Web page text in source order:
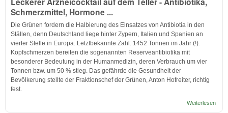
Schmerzmittel, Hormone ...
Die Grünen fordern die Halbierung des Einsatzes von Antibiotia in den
Ställen, denn Deutschland liege hinter Zypern, Italien und Spanien an
vierter Stelle in Europa. Letztbekannte Zahl: 1452 Tonnen im Jahr (!).
Kopfschmerzen bereiten die sogenannten Reserveantibiotika mit
besonderer Bedeutung in der Humanmedizin, deren Verbrauch um vier
Tonnen bzw. um 50 % stieg. Das gefährde die Gesundheit der
Bevölkerung stellte der Fraktionschef der Grünen, Anton Hofreiter, richtig
fest.
Weiterlesen